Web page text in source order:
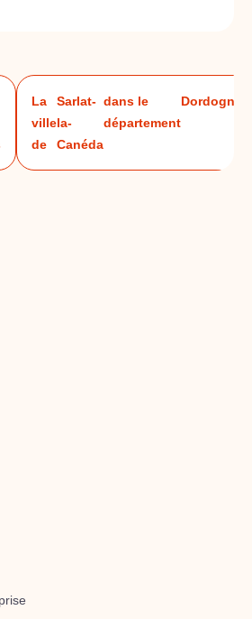
La
ville
de
Sarlat-
la-
Canéda
dans le
département
Dordogne